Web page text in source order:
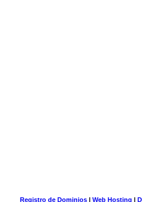
Registro de Dominios| Web Hosting |